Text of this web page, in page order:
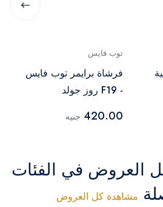
توب فايس
فرشاة برايمر توب فايس
- F19 روز جولد
420.00 جنيه
العروض في الفئات
مشاهدة كل العروض